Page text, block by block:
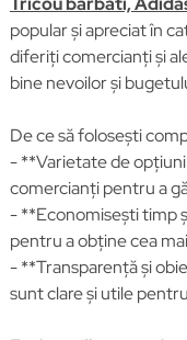
popular și apreciat în
diferiți comercianți și
bine nevoilor și
De ce să folosești
- **Varietate de
comercianți pentru a
- **Economisești timp
pentru a obține cea
- **Transparență și
sunt clare și utile